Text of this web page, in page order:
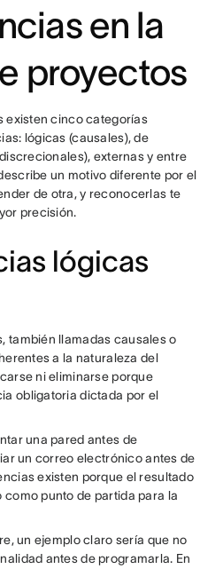
en la
proyectos
existen cinco categorías
lógicas (causales), de
externas y entre
un motivo diferente por el
de otra, y reconocerlas te
precisión.
lógicas
también llamadas causales o
a la naturaleza del
ni eliminarse porque
obligatoria dictada por el
una pared antes de
un correo electrónico antes de
existen porque el resultado
punto de partida para la
un ejemplo claro sería que no
antes de programarla. En